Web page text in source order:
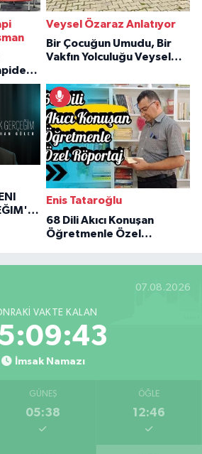
Veysel Özaraz Anlatıyor
Bir Çocuğun Umudu, Bir
Vakfın Yolculuğu Veysel
Enis Tataroğlu
68 Dili Akıcı Konuşan
Öğretmenle Özel
07.08.2026
VAKTE KALAN
İmsak Namazı
GÜNEŞ
05:38
ÖĞLE
12:46